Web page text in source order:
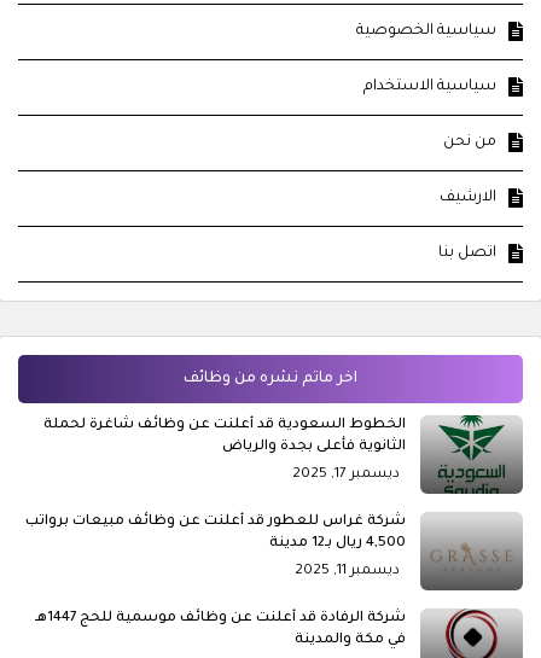
سياسية الخصوصية
سياسية الاستخدام
من نحن
الارشيف
اتصل بنا
اخر ماتم نشره من وظائف
الخطوط السعودية قد أعلنت عن وظائف شاغرة لحملة
الثانوية فأعلى بجدة والرياض
ديسمبر 17, 2025
شركة غراس للعطور قد أعلنت عن وظائف مبيعات برواتب
4,500 ريال بـ12 مدينة
ديسمبر 11, 2025
شركة الرفادة قد أعلنت عن وظائف موسمية للحج 1447هـ
في مكة والمدينة